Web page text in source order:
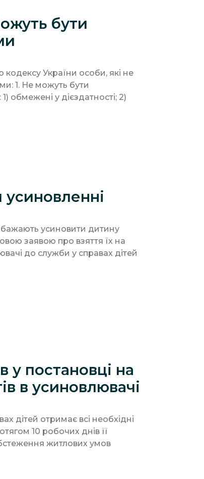
бути
кодексу України особи, які не
1. Не можуть бути
обмежені у дієздатності; 2)
бажають усиновити дитину
заявою про взяття їх на
до служби у справах дітей
у постановці на
в усиновлювачі
дітей отримає всі необхідні
10 робочих днів її
житлових умов